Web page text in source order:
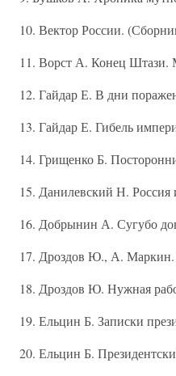
10. Вектор России.
11. Ворст А. Конец Штази.
12. Гайдар Е. В дни
13. Гайдар Е. Гибель
14. Грищенко Б.
15. Данилевский Н.
16. Добрынин А. Сугубо
17. Дроздов Ю., А.
18. Дроздов Ю. Нужная
19. Ельцин Б. Записки
20. Ельцин Б.